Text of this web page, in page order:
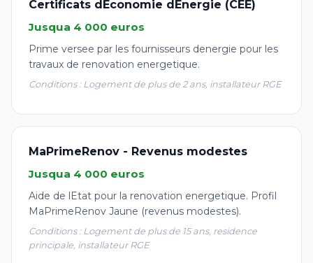
Certificats dEconomie dEnergie (CEE)
Jusqua 4 000 euros
Prime versee par les fournisseurs denergie pour les
travaux de renovation energetique.
Conditions : Logement de plus de 2 ans, installateur RGE
MaPrimeRenov - Revenus modestes
Jusqua 4 000 euros
Aide de lEtat pour la renovation energetique. Profil
MaPrimeRenov Jaune (revenus modestes).
Conditions : Logement de plus de 15 ans, residence
principale, installateur RGE